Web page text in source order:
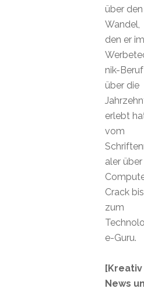
über den
Wandel,
den er im
nik-Beruf
über die
erlebt
vom
aler über
Crack bis
zum
e-Guru.
[Kreativ
News